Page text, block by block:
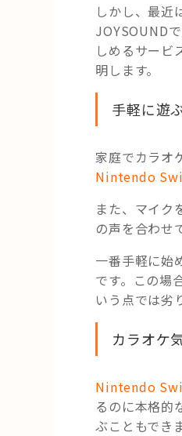
しかし、最近
JOYSOUND
しめるサービ
明します。
手軽に遊
家庭でカラオ
Nintendo
また、マイク
の声を合わせ
一番手軽に始
です。この場
いう点では劣
カラオケ
Nintendo
るのに本格的
ぶこともでき